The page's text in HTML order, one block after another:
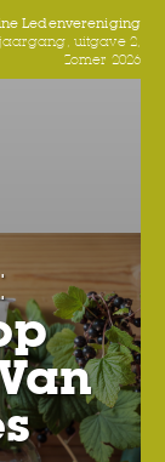
Ledenvereniging
uitgave 2,
Zomer 2026